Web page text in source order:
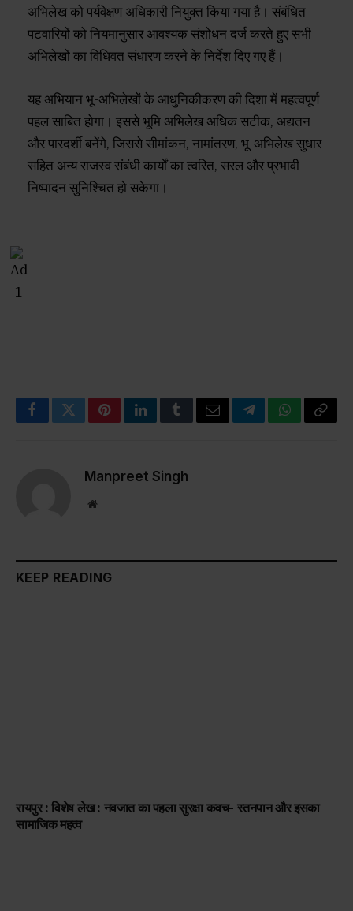
अभिलेख को पर्यवेक्षण अधिकारी नियुक्त किया गया है। संबंधित
पटवारियों को नियमानुसार आवश्यक संशोधन दर्ज करते हुए सभी
अभिलेखों का विधिवत संधारण करने के निर्देश दिए गए हैं।
यह अभियान भू-अभिलेखों के आधुनिकीकरण की दिशा में महत्वपूर्ण
पहल साबित होगा। इससे भूमि अभिलेख अधिक सटीक, अद्यतन
और पारदर्शी बनेंगे, जिससे सीमांकन, नामांतरण, भू-अभिलेख सुधार
सहित अन्य राजस्व संबंधी कार्यों का त्वरित, सरल और प्रभावी
निष्पादन सुनिश्चित हो सकेगा।
FacebookTwitterPinterestLinkedInTumblrEmailTelegramWhatsApp
Copy
Manpreet Singh
Website
KEEP READING
रायपुर : विशेष लेख : नवजात का पहला सुरक्षा कवच- स्तनपान और इसका
सामाजिक महत्व